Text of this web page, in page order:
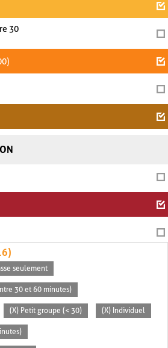
30
seulement
30 et 60 minutes)
(X) Petit groupe (< 30) (X) Individuel